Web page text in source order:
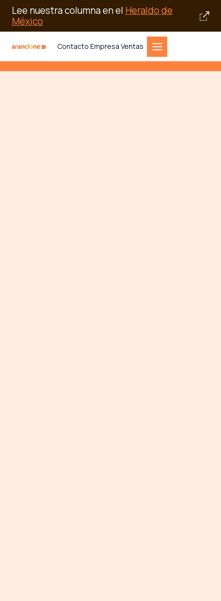
Lee nuestra columna en el Heraldo de
México
contenido
Contacto Empresa Ventas